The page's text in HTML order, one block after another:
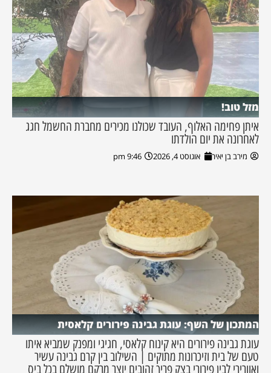
מזל טוב!
איתן פחימה האלוף, העובד שכולנו מכירים מחברת החשמל חגג
לאחרונה את יום הולדתו
מירב בן יאיר אוגוסט 4, 2026 9:46 pm
המתכון של השף: עוגת גבינה פירורים קלאסית
עוגת גבינה פירורים היא קינוח קלאסי, חגיגי ומפנק שמביא איתו
טעם של בית וזיכרונות מתוקים | השילוב בין קרם גבינה עשיר
ואוורירי לבין פירורי בצק פריך זהובים יוצר מרקם מושלם בכל ביס